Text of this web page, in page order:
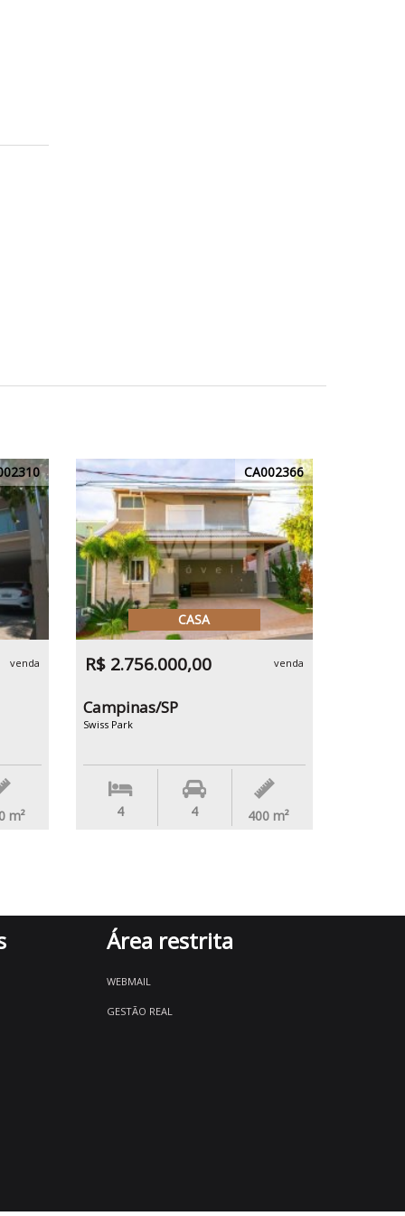
venda
m²
CA002366
CASA
R$ 2.756.000,00 venda
Campinas/SP
Swiss Park
4 4 400 m²
Área restrita
WEBMAIL
GESTÃO REAL